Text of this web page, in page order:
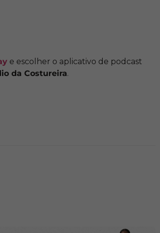
e escolher o aplicativo de podcast
da Costureira.